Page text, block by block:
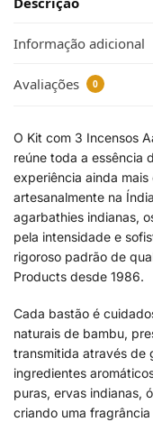
Informação adicional
Avaliações 0
O Kit com 3 Incensos
reúne toda a essência
experiência ainda
artesanalmente na
agarbathies indianas,
pela intensidade e
rigoroso padrão de
Products desde 1986.
Cada bastão é
naturais de bambu,
transmitida através de
ingredientes
puras, ervas indianas,
criando uma